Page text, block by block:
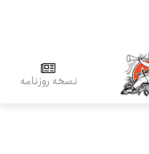
نسخه روزنامه